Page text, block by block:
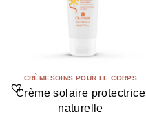
CRÈMESOINS POUR LE CORPS
Crème solaire protectrice
naturelle